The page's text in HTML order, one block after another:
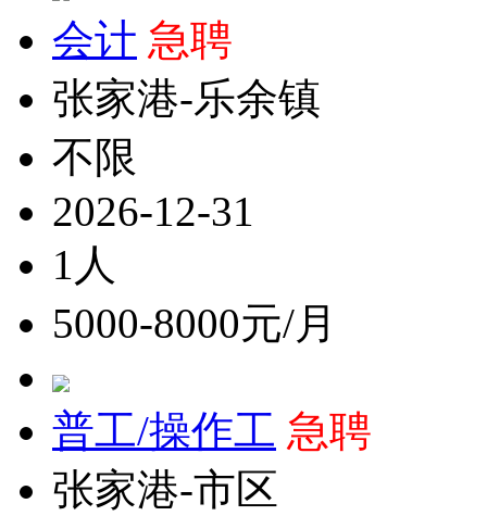
会计 急聘
张家港-乐余镇
不限
2026-12-31
1人
5000-8000元/月
普工/操作工 急聘
张家港-市区